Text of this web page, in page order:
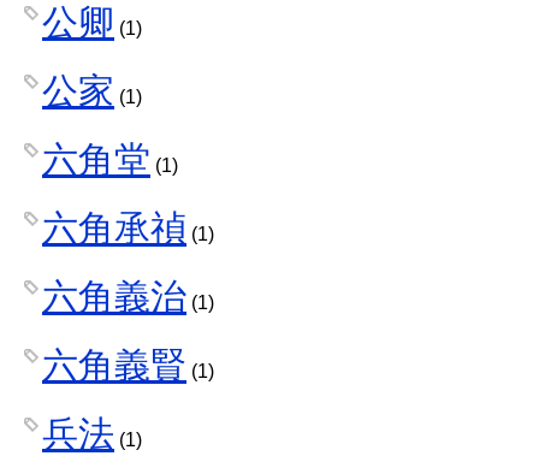
公卿 (1)
公家 (1)
六角堂 (1)
六角承禎 (1)
六角義治 (1)
六角義賢 (1)
兵法 (1)